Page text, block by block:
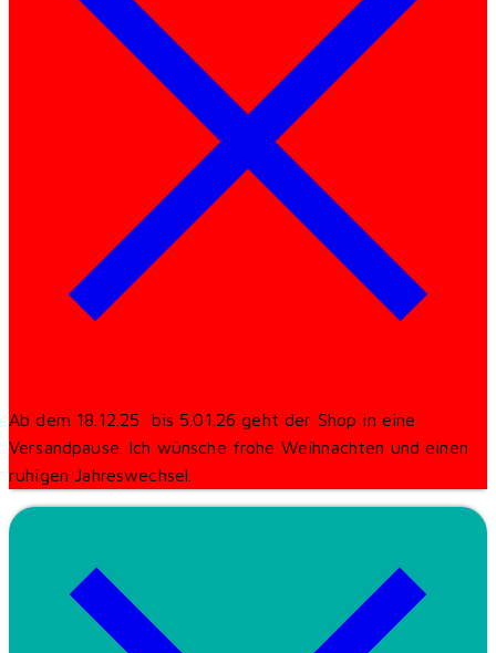
Ab dem 18.12.25 bis 5.01.26 geht der Shop in eine
Versandpause. Ich wünsche frohe Weihnachten und einen
ruhigen Jahreswechsel.